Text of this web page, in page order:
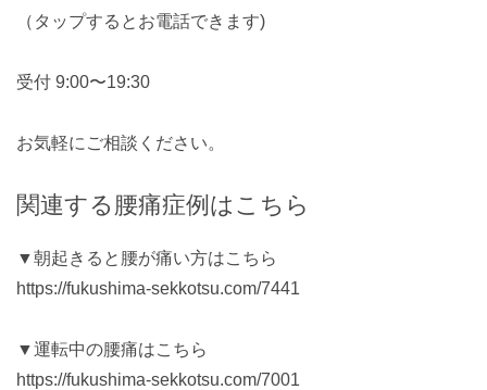
（タップするとお電話できます)
受付 9:00〜19:30
お気軽にご相談ください。
関連する腰痛症例はこちら
▼朝起きると腰が痛い方はこちら
https://fukushima-sekkotsu.com/7441
▼運転中の腰痛はこちら
https://fukushima-sekkotsu.com/7001